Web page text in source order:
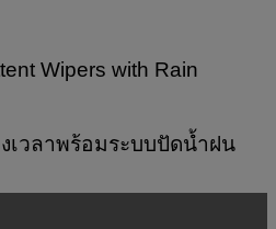
Wipers with Rain
เวลาพร้อมระบบปัดน้ำฝน